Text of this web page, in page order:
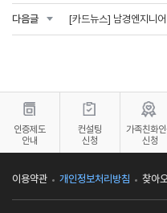
다음글 [카드뉴스] 남경엔지니
인증제도
안내
컨설팅
신청
가족친화
신청
이용약관 개인정보처리방침 찾아